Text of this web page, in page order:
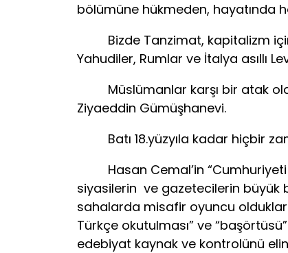
bölümüne hükmeden, hayatında
Bizde Tanzimat, kapitalizm için
Yahudiler, Rumlar ve İtalya asıllı
Müslümanlar karşı bir atak
Ziyaeddin Gümüşhanevi.
Batı 18.yüzyıla kadar hiçbir
Hasan Cemal’in “Cumhuriyeti
siyasilerin ve gazetecilerin büyük
sahalarda misafir oyuncu
Türkçe okutulması” ve
edebiyat kaynak ve kontrolünü